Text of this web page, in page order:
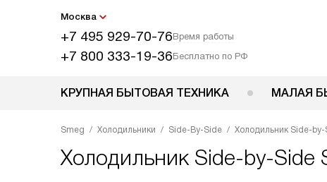
Москва
+7 495 929-70-76Время работы
+7 800 333-19-36Бесплатно по РФ
КРУПНАЯ БЫТОВАЯ ТЕХНИКА МАЛАЯ
Smeg Холодильники Side-By-Side Холодильник Side-
Холодильник Side-by-Side